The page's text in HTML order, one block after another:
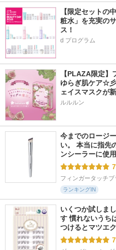
【限定セットの
粧水」を充実の
ス！
d プログラム
【PLAZA限定
ゆらぎ肌ケア☆
ェイスマスクが
ルルルン
今までのロージ
い。 本当に指先
ンシーラーに使
7
フィンガータッチブ
ランキングIN
いくつか試しま
す 慣れないうち
つけるとマツエ
7